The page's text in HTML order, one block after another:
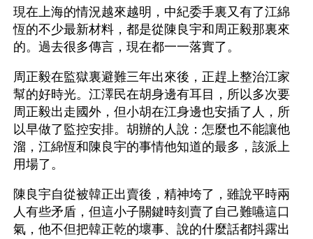
現在上海的情況越來越明，中紀委手裏又有了江綿
恆的不少最新材料，都是從陳良宇和周正毅那裏來
的。過去很多傳言，現在都一一落實了。
周正毅在監獄裏避難三年出來後，正趕上整治江家
幫的好時光。江澤民在胡身邊有耳目，所以多次要
周正毅出走國外，但小胡在江身邊也安插了人，所
以早做了監控安排。胡辦的人說：怎麼也不能讓他
溜，江綿恆和陳良宇的事情他知道的最多，該派上
用場了。
陳良宇自從被韓正出賣後，精神垮了，雖說平時兩
人有些矛盾，但這小子關鍵時刻賣了自己難嚥這口
氣，他不但把韓正乾的壞事、說的什麼話都抖露出